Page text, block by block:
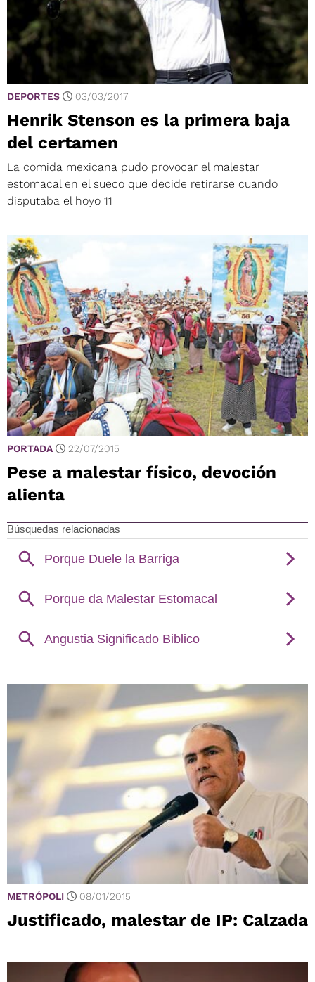
DEPORTES 03/03/2017
Henrik Stenson es la primera baja
del certamen
La comida mexicana pudo provocar el malestar
estomacal en el sueco que decide retirarse cuando
disputaba el hoyo 11
PORTADA 22/07/2015
Pese a malestar físico, devoción
alienta
METRÓPOLI 08/01/2015
Justificado, malestar de IP: Calzada